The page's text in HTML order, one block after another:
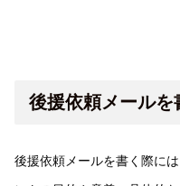
後援依頼メールを
後援依頼メールを書く際に